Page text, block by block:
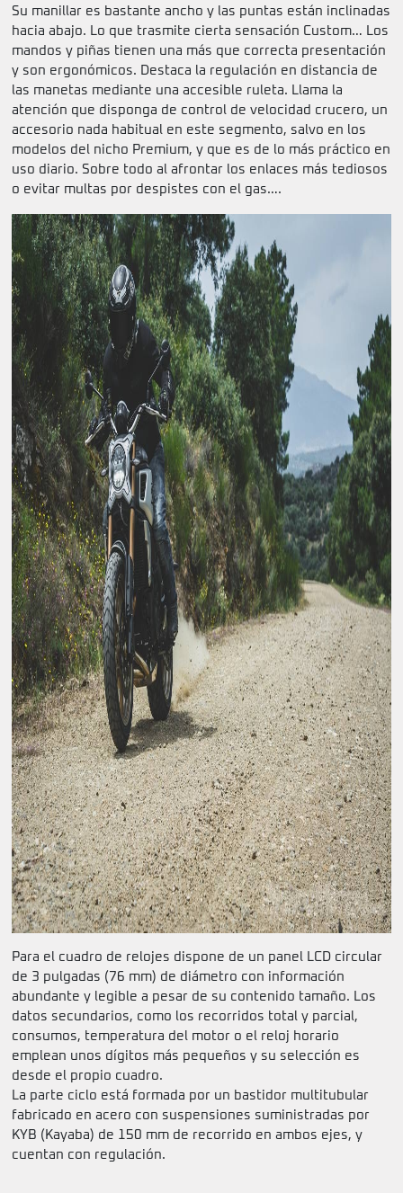
Su manillar es bastante ancho y las puntas están inclinadas
hacia abajo. Lo que trasmite cierta sensación Custom… Los
mandos y piñas tienen una más que correcta presentación
y son ergonómicos. Destaca la regulación en distancia de
las manetas mediante una accesible ruleta. Llama la
atención que disponga de control de velocidad crucero, un
accesorio nada habitual en este segmento, salvo en los
modelos del nicho Premium, y que es de lo más práctico en
uso diario. Sobre todo al afrontar los enlaces más tediosos
o evitar multas por despistes con el gas….
Para el cuadro de relojes dispone de un panel LCD circular
de 3 pulgadas (76 mm) de diámetro con información
abundante y legible a pesar de su contenido tamaño. Los
datos secundarios, como los recorridos total y parcial,
consumos, temperatura del motor o el reloj horario
emplean unos dígitos más pequeños y su selección es
desde el propio cuadro.
La parte ciclo está formada por un bastidor multitubular
fabricado en acero con suspensiones suministradas por
KYB (Kayaba) de 150 mm de recorrido en ambos ejes, y
cuentan con regulación.